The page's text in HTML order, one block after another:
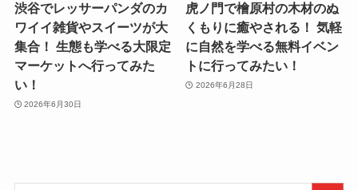
渋谷でレッサーパンダのカ
ワイイ雑貨やスイーツが大
集合！ 生態も学べる大限定
マーケットへ行ってみた
い！
2026年6月30日
虎ノ門で檜原村の木材のぬ
くもりに癒やされる！ 気軽
に自然を学べる無料イベン
トに行ってみたい！
2026年6月28日